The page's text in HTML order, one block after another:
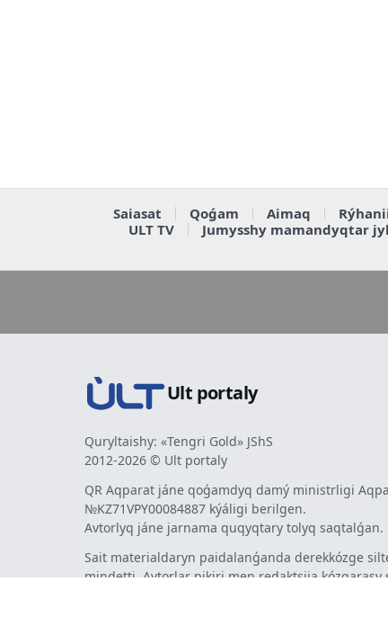
Saiasat Qoǵam Aimaq
ULT TV
Jumysshy mamandyqtar
Ult portaly
Quryltaishy: «Tengri Gold» JShS
2012-2026 © Ult portaly
QR Aqparat jáne qoǵamdyq damý ministrligi
№KZ71VPY00084887 kýáligi berilgen.
Avtorlyq jáne jarnama quqyqtary tolyq saqtalǵan.
Sait materialdaryn paidalanǵanda derekkózge
mindetti. Avtorlar pikiri men redaktsiia kózqarasy